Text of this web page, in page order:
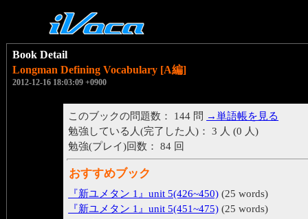
Book Detail
Longman Defining Vocabulary [A編]
2012-12-16 18:03:09 +0900
このブックの問題数： 144 問 →単語帳を見る
勉強している人(完了した人)： 3 人 (0 人)
勉強(プレイ)回数： 84 回
おすすめブック
『新ユメタン 1』unit 5(426~450) (25 words)
『新ユメタン 1』unit 5(451~475) (25 words)